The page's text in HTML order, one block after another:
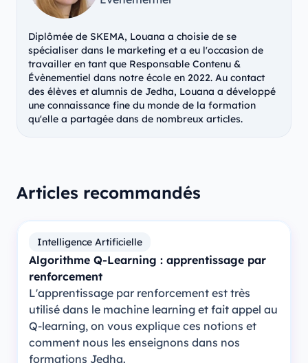
Diplômée de SKEMA, Louana a choisie de se
spécialiser dans le marketing et a eu l'occasion de
travailler en tant que Responsable Contenu &
Évènementiel dans notre école en 2022. Au contact
des élèves et alumnis de Jedha, Louana a développé
une connaissance fine du monde de la formation
qu'elle a partagée dans de nombreux articles.
Articles recommandés
Intelligence Artificielle
Algorithme Q-Learning : apprentissage par
renforcement
L'apprentissage par renforcement est très
utilisé dans le machine learning et fait appel au
Q-learning, on vous explique ces notions et
comment nous les enseignons dans nos
formations Jedha.